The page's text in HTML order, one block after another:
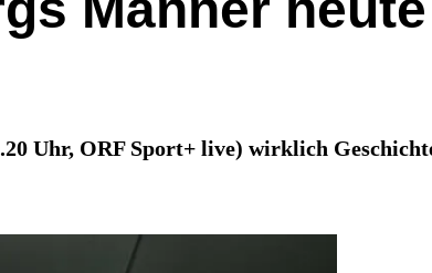
Uhr, ORF Sport+ live) wirklich